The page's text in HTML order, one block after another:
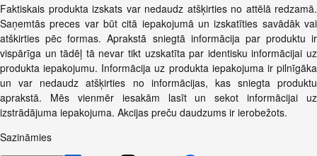
Faktiskais produkta izskats var nedaudz atšķirties no attēlā redzamā.
Saņemtās preces var būt citā iepakojumā un izskatīties savādāk vai
atškirties pēc formas. Aprakstā sniegtā informācija par produktu ir
vispārīga un tādēļ tā nevar tikt uzskatīta par identisku informācijai uz
produkta iepakojumu. Informācija uz produkta iepakojuma ir pilnīgāka
un var nedaudz atšķirties no informācijas, kas sniegta produktu
aprakstā. Mēs vienmēr iesakām lasīt un sekot informācijai uz
izstrādājuma iepakojuma. Akcijas preču daudzums ir ierobežots.
Sazināmies